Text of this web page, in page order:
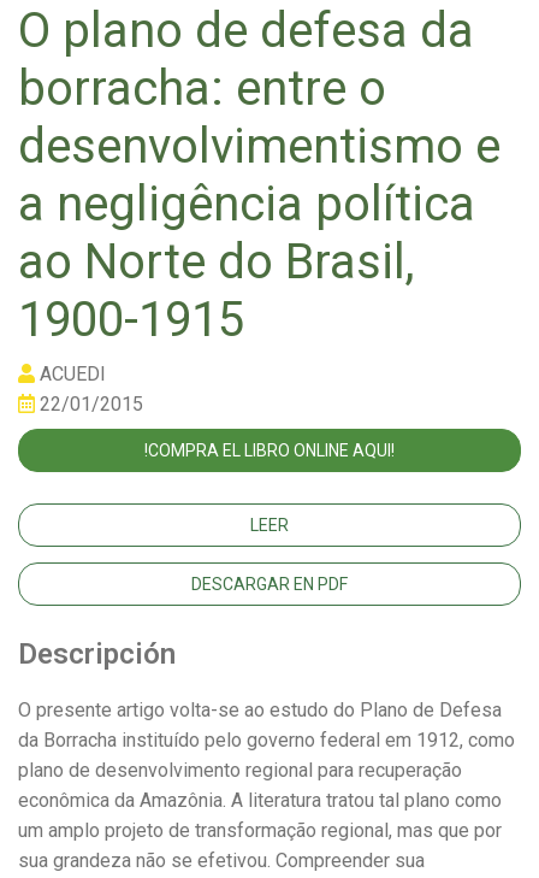
O plano de defesa da
borracha: entre o
desenvolvimentismo e
a negligência política
ao Norte do Brasil,
1900-1915
ACUEDI
22/01/2015
!COMPRA EL LIBRO ONLINE AQUI!
LEER
DESCARGAR EN PDF
Descripción
O presente artigo volta-se ao estudo do Plano de Defesa
da Borracha instituído pelo governo federal em 1912, como
plano de desenvolvimento regional para recuperação
econômica da Amazônia. A literatura tratou tal plano como
um amplo projeto de transformação regional, mas que por
sua grandeza não se efetivou. Compreender sua